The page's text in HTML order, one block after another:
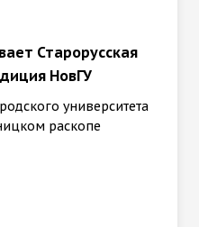
Старорусская
НовГУ
университета
раскопе